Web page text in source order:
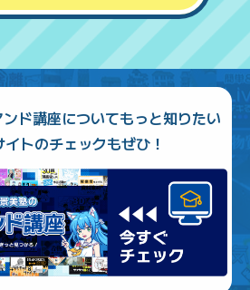
ド講座についてもっと知りたい
トのチェックもぜひ！